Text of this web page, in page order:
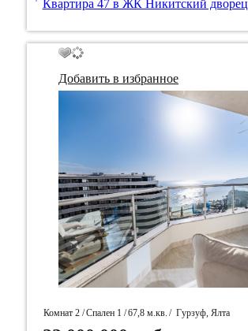
Квартира 47 в ЖК Никитский дворец
Добавить в избранное
Комнат 2 /Спален 1 /67,8 м.кв. / Гурзуф, Ялта